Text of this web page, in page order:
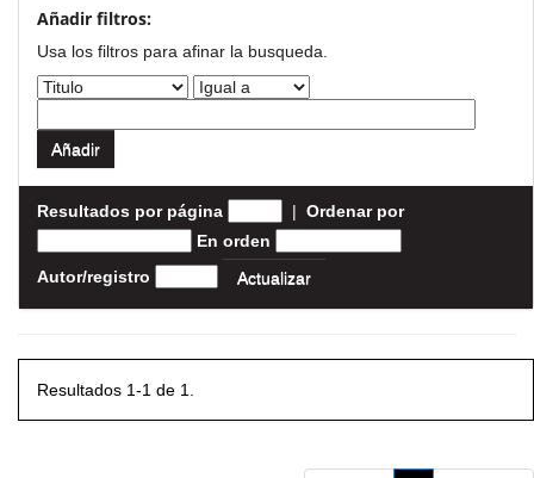
Añadir filtros:
Usa los filtros para afinar la busqueda.
Resultados por página | Ordenar por
En orden
Autor/registro
Resultados 1-1 de 1.